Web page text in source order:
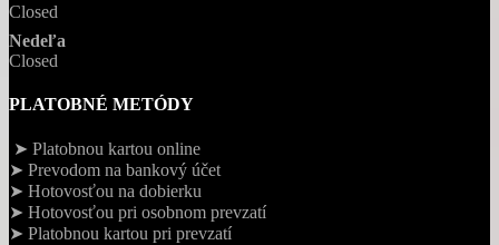
Closed
Nedeľa
Closed
PLATOBNÉ METÓDY
➤ Platobnou kartou online
➤ Prevodom na bankový účet
➤ Hotovosťou na dobierku
➤ Hotovosťou pri osobnom prevzatí
➤ Platobnou kartou pri prevzatí